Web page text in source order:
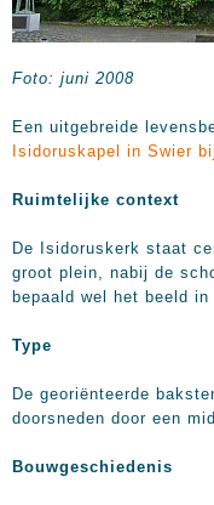
Foto: juni 2008
Een uitgebreide
Isidoruskapel in Swier
Ruimtelijke context
De Isidoruskerk staat
groot plein, nabij de
bepaald wel het beeld in
Type
De georiënteerde
doorsneden door een
Bouwgeschiedenis